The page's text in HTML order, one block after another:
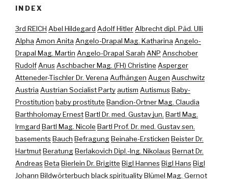
INDEX
3rd REICH Abel Hildegard Adolf HitlerAlbrecht dipl. Päd. Ulli
Alpha Amon Anita Angelo-Drapal Mag. Katharina Angelo-
Drapal Mag. Martin Angelo-Drapal Sarah ANP Anschober
RudolfAnusAschbacher Mag. (FH) Christine Asperger
Atteneder-Tischler Dr. Verena Aufhängen Augen Auschwitz
Austria Austrian Socialist Party autism AutismusBaby-
Prostitution baby prostitute Bandion-Ortner Mag. Claudia
Barthholomay ErnestBartl Dr. med. Gustav jun. Bartl Mag.
Irmgard Bartl Mag. Nicole Bartl Prof. Dr. med. Gustav sen.
basementsBauch BefragungBeinahe-Ersticken Beister Dr.
HartmutBeratungBerlakovich Dipl.-Ing. NikolausBernat Dr.
AndreasBeta Bierlein Dr. Brigitte Bigl HannesBigl HansBigl
Johann Bildwörterbuch black spiritualityBlümel Mag. Gernot